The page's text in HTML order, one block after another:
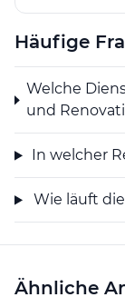
die eine
Häufige
Welche
und
In welcher
Wie läuft
Ähnliche